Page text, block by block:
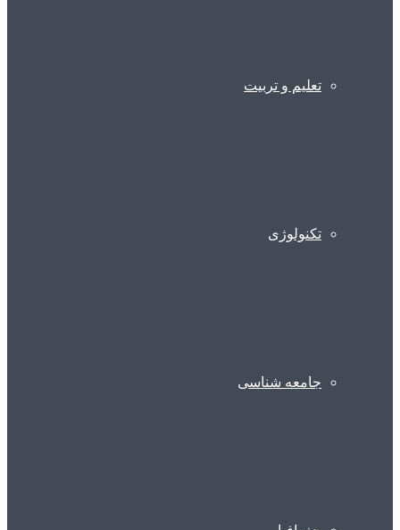
تعلیم و تربیت
تکنولوژی
جامعه شناسی